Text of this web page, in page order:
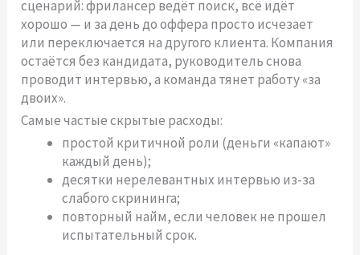
сценарий: фрилансер ведёт поиск, всё идёт
хорошо — и за день до оффера просто исчезает
или переключается на другого клиента. Компания
остаётся без кандидата, руководитель снова
проводит интервью, а команда тянет работу «за
двоих».
Самые частые скрытые расходы:
простой критичной роли (деньги «капают»
каждый день);
десятки нерелевантных интервью из-за
слабого скрининга;
повторный найм, если человек не прошел
испытательный срок.